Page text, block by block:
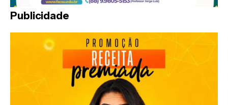
Publicidade